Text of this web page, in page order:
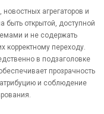
агрегаторов и
быть открытой, доступной
и не содержать
корректному переходу.
в подзаголовке
прозрачность
и соблюдение